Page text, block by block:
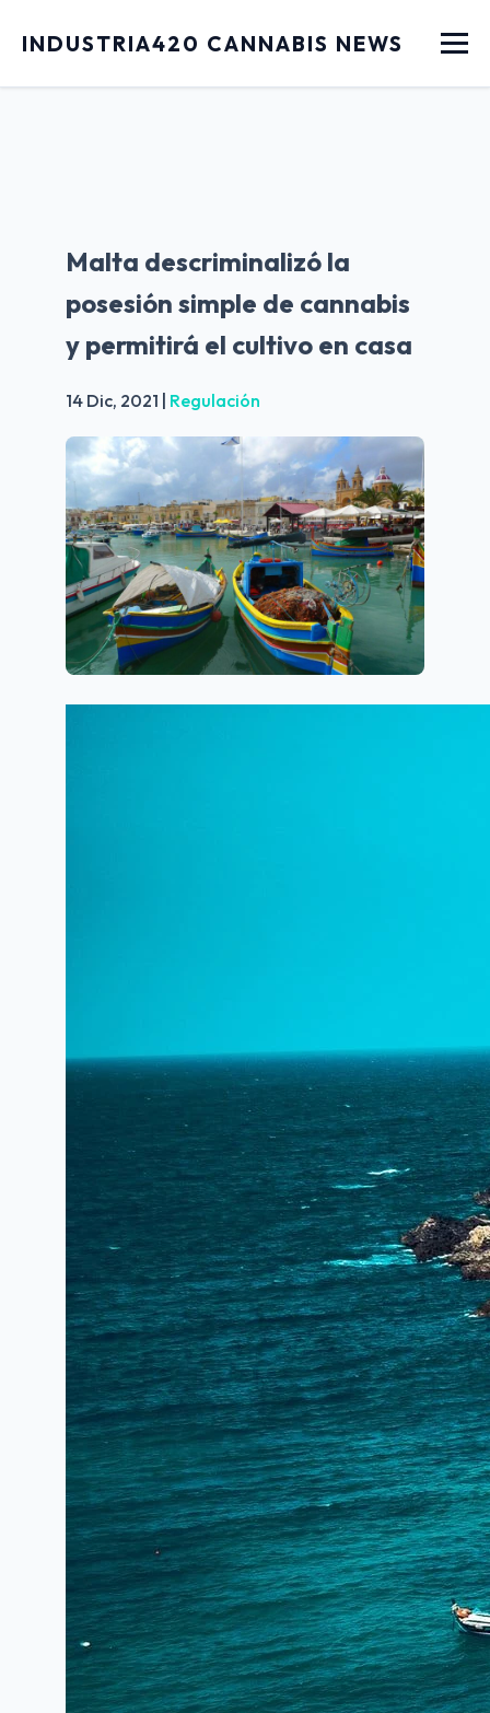
INDUSTRIA420 CANNABIS NEWS Menu
Malta descriminalizó la
posesión simple de cannabis
y permitirá el cultivo en casa
14 Dic, 2021 | Regulación